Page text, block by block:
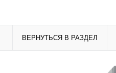
ВЕРНУТЬСЯ В РАЗДЕЛ